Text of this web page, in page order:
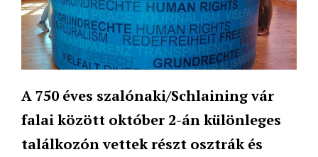
A 750 éves szalónaki/Schlaining vár
falai között október 2-án különleges
találkozón vettek részt osztrák és